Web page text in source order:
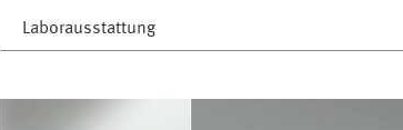
Laborausstattung